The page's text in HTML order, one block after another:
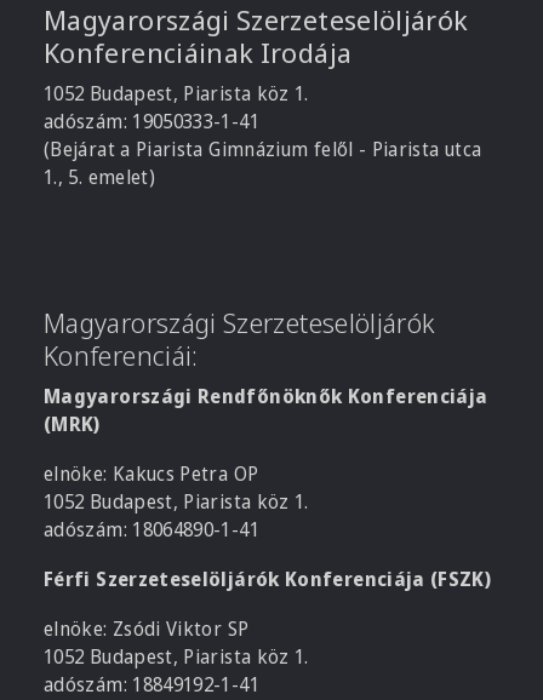
Magyarországi Szerzeteselöljárók
Konferenciáinak Irodája
1052 Budapest, Piarista köz 1.
adószám: 19050333-1-41
(Bejárat a Piarista Gimnázium felől - Piarista utca
1., 5. emelet)
Magyarországi Szerzeteselöljárók
Konferenciái:
Magyarországi Rendfőnöknők Konferenciája
(MRK)
elnöke: Kakucs Petra OP
1052 Budapest, Piarista köz 1.
adószám: 18064890-1-41
Férfi Szerzeteselöljárók Konferenciája (FSZK)
elnöke: Zsódi Viktor SP
1052 Budapest, Piarista köz 1.
adószám: 18849192-1-41